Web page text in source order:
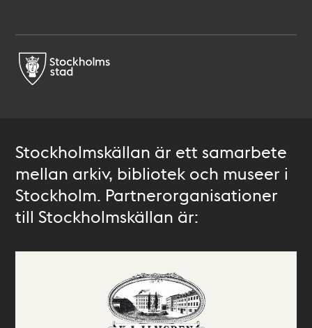
Stockholmskällan är ett samarbete
mellan arkiv, bibliotek och museer i
Stockholm. Partnerorganisationer
till Stockholmskällan är: